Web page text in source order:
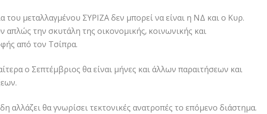
μεταλλαγμένου ΣΥΡΙΖΑ δεν μπορεί να είναι η ΝΔ και ο Κυρ.
την σκυτάλη της οικονομικής, κοινωνικής και
από τον Τσίπρα.
ο Σεπτέμβριος θα είναι μήνες και άλλων παραιτήσεων και
αλλάζει θα γνωρίσει τεκτονικές ανατροπές το επόμενο διάστημα.